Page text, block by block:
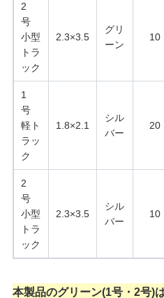
2
号
小型
トラ
ック
2.3×3.5
グリ
ーン
10
1
号
軽ト
ラッ
ク
1.8×2.1
シル
バー
20
2
号
小型
トラ
ック
2.3×3.5
シル
バー
10
本製品のグリーン(1号・2号)